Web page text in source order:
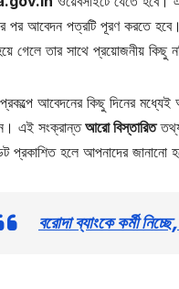
পর আবেদন পত্রটি পূরণ করতে
গেলে তার সাথে প্রয়োজনীয় কিছু
আবেদনের কিছু দিনের
এই সংক্রান্তআরো বিস্তারিততথ্য
প্রকাশিত হলে আপনাদের জানানো
বরোদা ব্যাংকে কর্মী